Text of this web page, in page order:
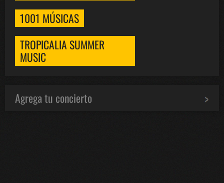
1001 MÚSICAS
TROPICALIA SUMMER
MUSIC
Agrega tu concierto